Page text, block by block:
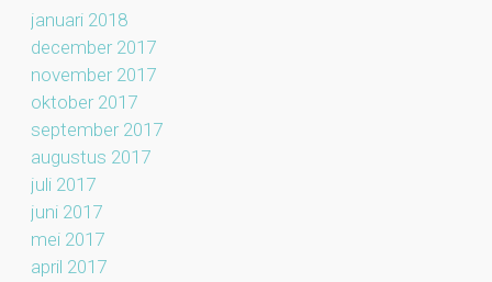
januari 2018
december 2017
november 2017
oktober 2017
september 2017
augustus 2017
juli 2017
juni 2017
mei 2017
april 2017